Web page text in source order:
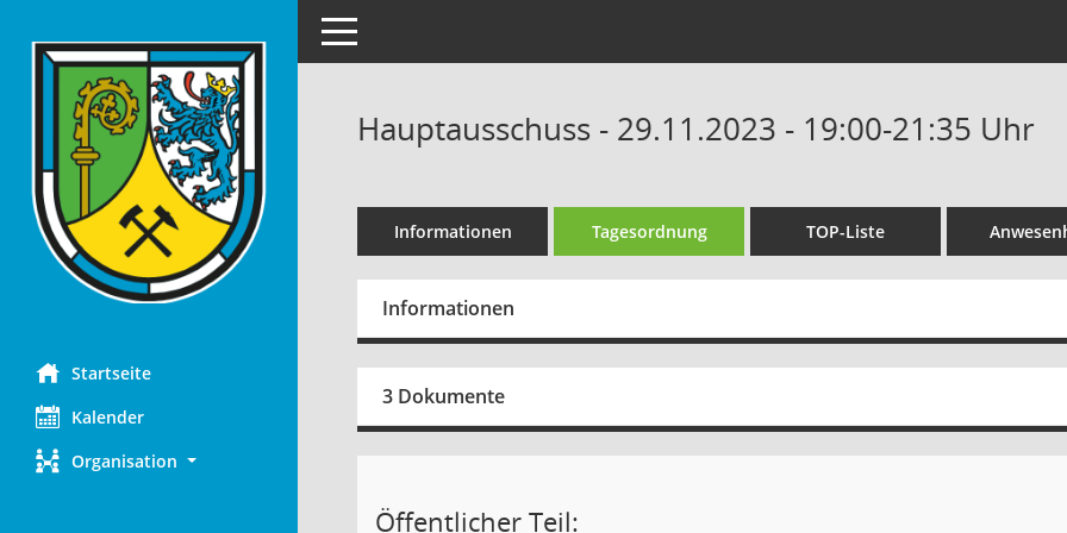
Startseite
Kalender
Organisation
Toggle navigation
Hauptausschuss - 29.11.2023 - 19:00-21:35 Uhr
Informationen Tagesordnung TOP-Liste
Informationen
3 Dokumente
Öffentlicher Teil: